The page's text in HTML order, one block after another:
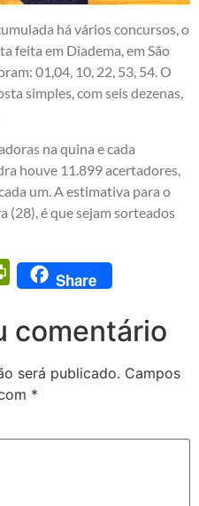
há vários concursos, o
feita em Diadema, em São
01,04, 10, 22, 53, 54. O
simples, com seis dezenas,
na quina e cada
houve 11.899 acertadores,
um. A estimativa para o
(28), é que sejam sorteados
PrintFriendly
Share
comentário
será publicado. Campos
*